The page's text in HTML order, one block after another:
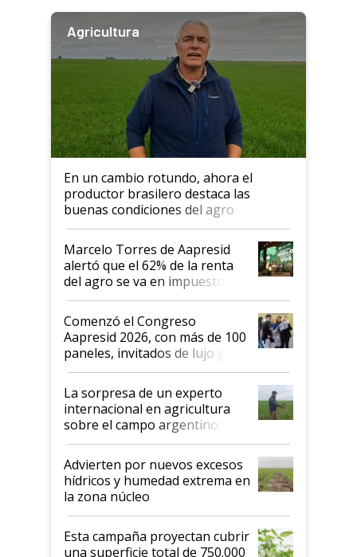
Agricultura
En un cambio rotundo, ahora el
productor brasilero destaca las
buenas condiciones del agro
argentino para invertir: "Los veo
más motivados"
Marcelo Torres de Aapresid
alertó que el 62% de la renta
del agro se va en impuestos:
"No es bueno que en
Argentina se sigan discutiendo
las mismas cosas de hace 50
años"
Comenzó el Congreso
Aapresid 2026, con más de 100
paneles, invitados de lujo y
todas las tendencias
La sorpresa de un experto
internacional en agricultura
sobre el campo argentino:
"Estoy muy impresionado"
Advierten por nuevos excesos
hídricos y humedad extrema en
la zona núcleo
Esta campaña proyectan cubrir
una superficie total de 750.000